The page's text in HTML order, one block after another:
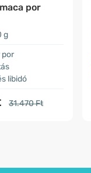
por
g
libidó
31.470 Ft